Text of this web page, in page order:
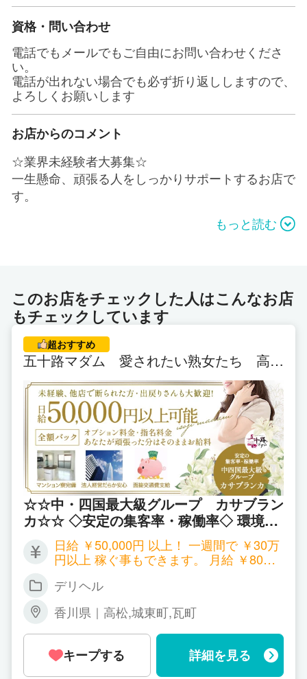
資格・問い合わせ
電話でもメールでもご自由にお問い合わせくださ
い。
電話が出れない場合でも必ず折り返ししますので、
よろしくお願いします
お店からのコメント
☆業界未経験者大募集☆
一生懸命、頑張る人をしっかりサポートするお店で
す。
女性オーナーの【暖かい会社作り】をモットーに頑
なる様な楽しく笑顔で働ける会社を目指しておりま
す。
風俗業界と言えば、華やかな見た目なだけに高収入
を信じて、お仕事を始められる方が非常に多いと思
いますが、実際に入社してみると仕事が思ったより
も厳しかったり、ノルマがあって実際には稼げなか
ったり、人間関係の難しさに負けて辞めていく方も
非常に多いのが現実です。
しかし、当店はそういうのは一切なく、入社してく
る経験者さんにとても驚かれるくらいです♪とにか
く【笑顔】と【思いやり】を重視し、頑張るスタッ
フさんや女の子の事を一番に考えます☆働きやす
く、自然に笑顔が出るお店をとして頑張っておりま
す。
お仕事をお教えてくれますので、安心してご応募く
ださい。一般的な風俗とは違う魅力をご期待くださ
もっと読む
このお店をチェックした人はこんなお店
もチェックしています
超おすすめ
五十路マダム 愛されたい熟女たち 高松
☆☆中・四国最大級グループ カサブラン
カ☆☆ ◇安定の集客率・稼働率◇ 環境の
良い職場作りを追求し誰もが笑顔で帰宅し
働く貴女様に負担をかけないように全力で
サポートさせて頂きます。 ♡３０代・40
代・50代の主婦、人妻、バツイチさんな
ど大募集中♡ 素敵なご縁になるように心
からお待ち申し上げております。
日給 ￥50,000円 以上！ 一週間で ￥30万
円以上 稼ぐ事もできます。 月給 ￥80万
変わる場合もございます。 詳しくはお店
デリヘル
香川県｜高松,城東町,瓦町
キープする 詳細を見る